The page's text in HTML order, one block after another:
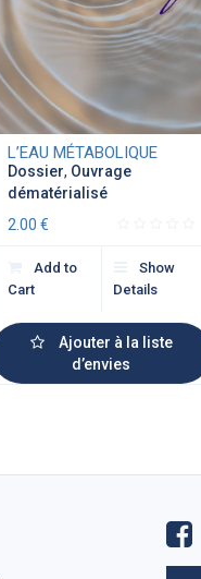
L’EAU MÉTABOLIQUE
Dossier, Ouvrage
dématérialisé
2.00 €
Add to
Cart
Show
Details
Ajouter à la liste
d’envies